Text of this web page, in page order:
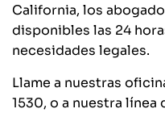
California, los
disponibles las 24
necesidades legales.
Llame a nuestras
1530, o a nuestra línea